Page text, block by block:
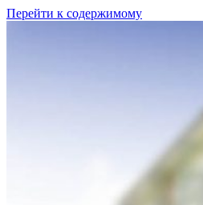
Перейти к содержимому